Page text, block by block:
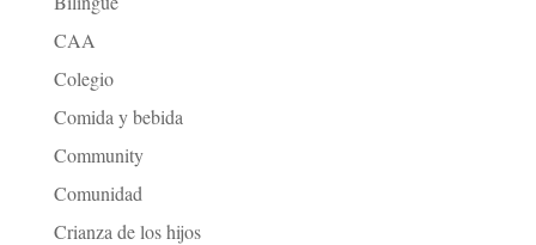
CAA
Colegio
Comida y bebida
Community
Comunidad
Crianza de los hijos